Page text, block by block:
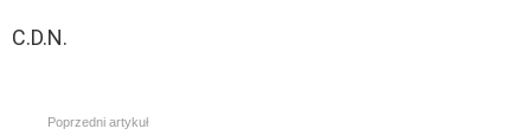
C.D.N.
ZobaczPoprzedni artykuł